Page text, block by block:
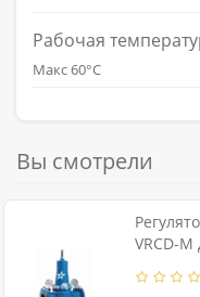
Рабочая
Макс 60°С
Вы смотрели
VRCD-